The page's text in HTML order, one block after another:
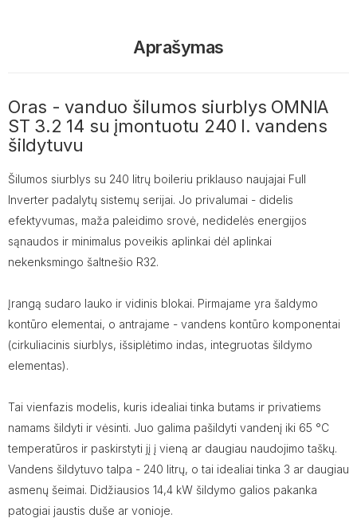
Aprašymas
Oras - vanduo šilumos siurblys OMNIA
ST 3.2 14 su įmontuotu 240 l. vandens
šildytuvu
Šilumos siurblys su 240 litrų boileriu priklauso naujajai Full
Inverter padalytų sistemų serijai. Jo privalumai - didelis
efektyvumas, maža paleidimo srovė, nedidelės energijos
sąnaudos ir minimalus poveikis aplinkai dėl aplinkai
nekenksmingo šaltnešio R32.
Įrangą sudaro lauko ir vidinis blokai. Pirmajame yra šaldymo
kontūro elementai, o antrajame - vandens kontūro komponentai
(cirkuliacinis siurblys, išsiplėtimo indas, integruotas šildymo
elementas).
Tai vienfazis modelis, kuris idealiai tinka butams ir privatiems
namams šildyti ir vėsinti. Juo galima pašildyti vandenį iki 65 °C
temperatūros ir paskirstyti jį į vieną ar daugiau naudojimo taškų.
Vandens šildytuvo talpa - 240 litrų, o tai idealiai tinka 3 ar daugiau
asmenų šeimai. Didžiausios 14,4 kW šildymo galios pakanka
patogiai jaustis duše ar vonioje.